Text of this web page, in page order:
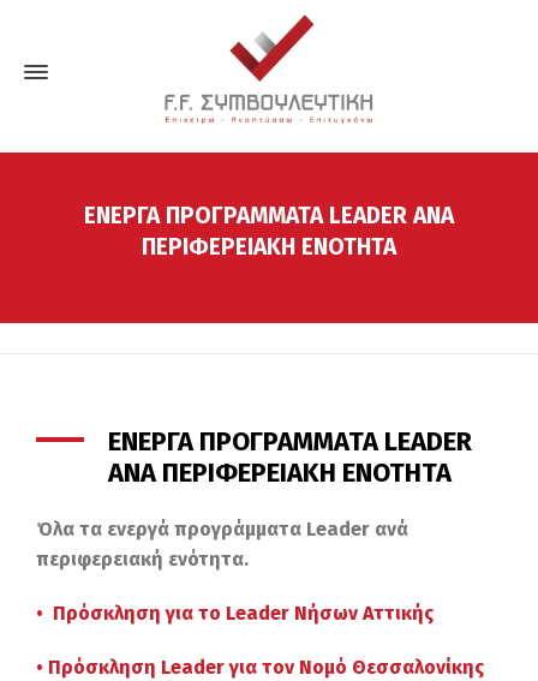
ΕΝΕΡΓΑ ΠΡΟΓΡΑΜΜΑΤΑ LEADER ΑΝΑ
ΠΕΡΙΦΕΡΕΙΑΚΗ ΕΝΟΤΗΤΑ
ΕΝΕΡΓΑ ΠΡΟΓΡΑΜΜΑΤΑ LEADER
ΑΝΑ ΠΕΡΙΦΕΡΕΙΑΚΗ ΕΝΟΤΗΤΑ
Όλα τα ενεργά προγράμματα Leader ανά
περιφερειακή ενότητα.
• Πρόσκληση για το Leader Νήσων Αττικής
• Πρόσκληση Leader για τον Νομό Θεσσαλονίκης